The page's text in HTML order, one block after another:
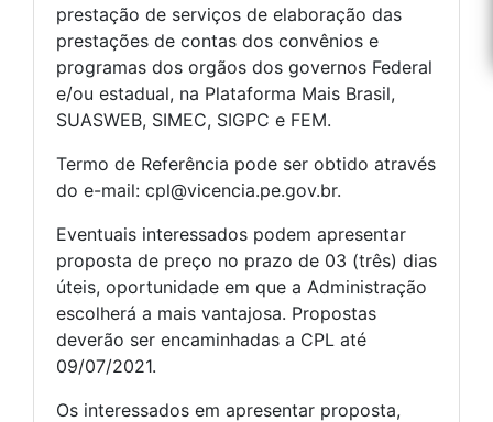
prestação de serviços de elaboração das
prestações de contas dos convênios e
programas dos orgãos dos governos Federal
e/ou estadual, na Plataforma Mais Brasil,
SUASWEB, SIMEC, SIGPC e FEM.
Termo de Referência pode ser obtido através
do e-mail: cpl@vicencia.pe.gov.br.
Eventuais interessados podem apresentar
proposta de preço no prazo de 03 (três) dias
úteis, oportunidade em que a Administração
escolherá a mais vantajosa. Propostas
deverão ser encaminhadas a CPL até
09/07/2021.
Os interessados em apresentar proposta,